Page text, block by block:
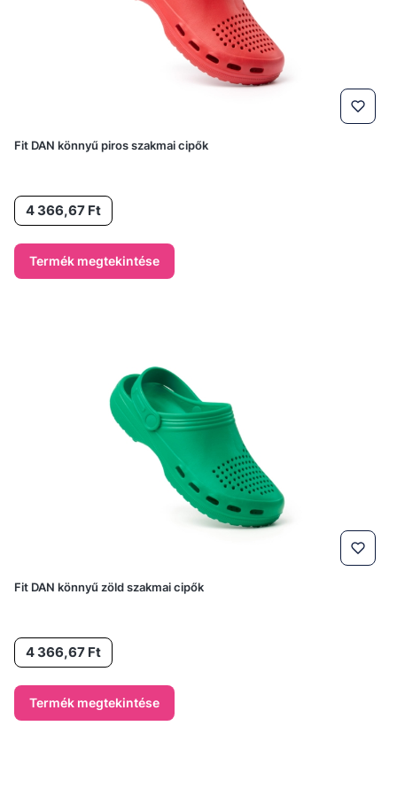
Fit DAN könnyű piros szakmai cipők
Ár 4 366,67 Ft
Termék megtekintése
Fit DAN könnyű zöld szakmai cipők
Ár 4 366,67 Ft
Termék megtekintése